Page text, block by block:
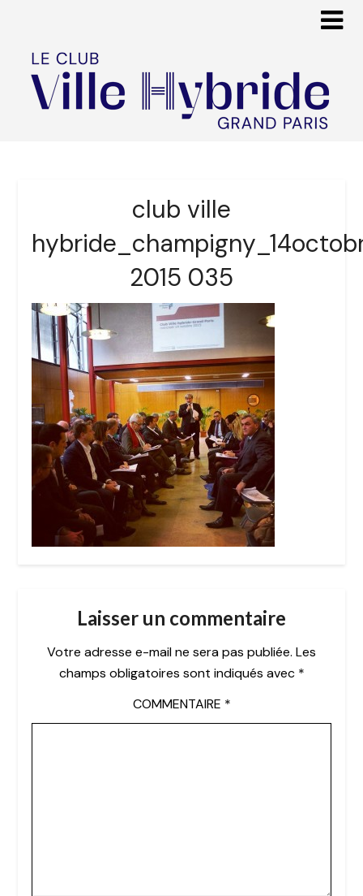
club ville
2015 035
Laisser un commentaire
Votre adresse e-mail ne sera pas publiée. Les
champs obligatoires sont indiqués avec *
COMMENTAIRE *